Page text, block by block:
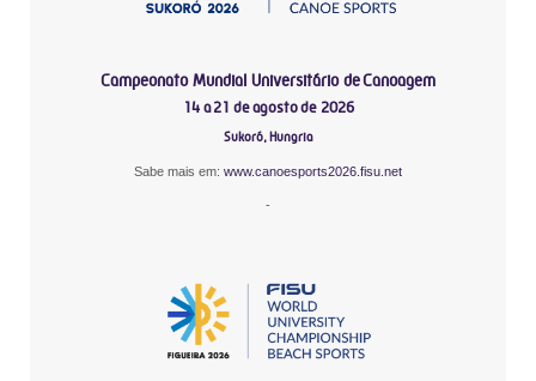
Campeonato Mundial Universitário de Canoagem
14 a 21 de agosto de 2026
Sukoró, Hungria
Sabe mais em: www.canoesports2026.fisu.net
-